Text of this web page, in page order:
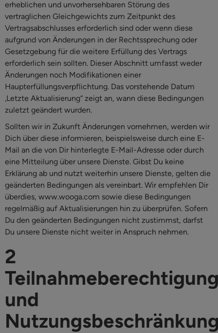
erheblichen und unvorhersehbaren Störung des
vertraglichen Gleichgewichts zum Zeitpunkt des
Vertragsabschlusses erforderlich sind oder wenn diese
aufgrund von Änderungen in der Rechtssprechung oder
Gesetzgebung für die weitere Erfüllung des Vertrags
erforderlich sein sollten. Dieser Abschnitt umfasst weder
Änderungen noch Modifikationen einer
Haupterfüllungsverpflichtung. Das vorstehende Datum
„Letzte Aktualisierung“ zeigt an, wann diese Bedingungen
zuletzt geändert wurden.
Sollten wir in Zukunft Änderungen vornehmen, werden wir
Dich über diese informieren, beispielsweise durch eine E-
Mail an die von Dir hinterlegte E-Mail-Adresse oder durch
eine Mitteilung über unsere Dienste. Gibst Du keine
Erklärung ab und nutzt weiterhin unsere Dienste, gelten die
geänderten Bedingungen als vereinbart. Wir empfehlen Dir
überdies, www.wooga.com sowie diese Bedingungen
regelmäßig auf Aktualisierungen hin zu überprüfen. Sofern
Du den geänderten Bedingungen nicht zustimmst, darfst
Du unsere Dienste nicht weiter in Anspruch nehmen.
2
und